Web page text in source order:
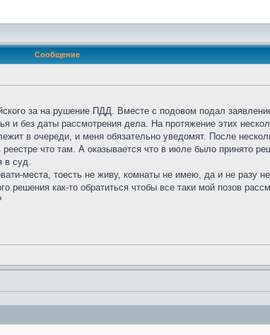
Сообщение
за на рушение ПДД. Вместе с подовом подал
и без даты рассмотрения дела. На протяжение этих
в очереди, и меня обязательно уведомят. После
что там. А оказывается что в июле было принято
в суд.
места, тоесть не живу, комнаты не имею, да и не разу
решения как-то обратиться чтобы все таки мой позов